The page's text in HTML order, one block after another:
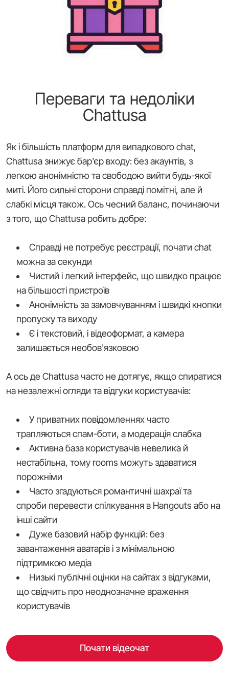
Переваги та недоліки
Chattusa
Як і більшість платформ для випадкового chat,
Chattusa знижує бар'єр входу: без акаунтів, з
легкою анонімністю та свободою вийти будь-якої
миті. Його сильні сторони справді помітні, але й
слабкі місця також. Ось чесний баланс, починаючи
з того, що Chattusa робить добре:
Справді не потребує реєстрації, почати chat
можна за секунди
Чистий і легкий інтерфейс, що швидко працює
на більшості пристроїв
Анонімність за замовчуванням і швидкі кнопки
пропуску та виходу
Є і текстовий, і відеоформат, а камера
залишається необов'язковою
А ось де Chattusa часто не дотягує, якщо спиратися
на незалежні огляди та відгуки користувачів:
У приватних повідомленнях часто
трапляються спам-боти, а модерація слабка
Активна база користувачів невелика й
нестабільна, тому rooms можуть здаватися
порожніми
Часто згадуються романтичні шахраї та
спроби перевести спілкування в Hangouts або на
інші сайти
Дуже базовий набір функцій: без
завантаження аватарів і з мінімальною
підтримкою медіа
Низькі публічні оцінки на сайтах з відгуками,
що свідчить про неоднозначне враження
користувачів
Почати відеочат